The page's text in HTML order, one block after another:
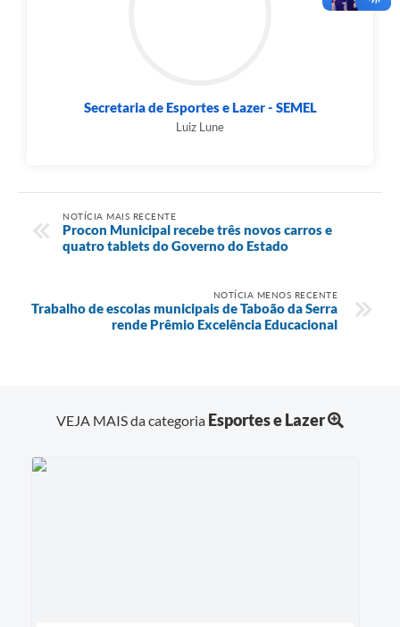
Secretaria de Esportes e Lazer - SEMEL
Luiz Lune
NOTÍCIA MAIS RECENTE
Procon Municipal recebe três novos carros e
quatro tablets do Governo do Estado
NOTÍCIA MENOS RECENTE
Trabalho de escolas municipais de Taboão da Serra
rende Prêmio Excelência Educacional
VEJA MAIS da categoria Esportes e Lazer